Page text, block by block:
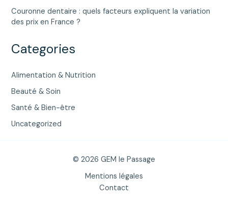
Couronne dentaire : quels facteurs expliquent la variation
des prix en France ?
Categories
Alimentation & Nutrition
Beauté & Soin
Santé & Bien-être
Uncategorized
© 2026 GEM le Passage
Mentions légales
Contact